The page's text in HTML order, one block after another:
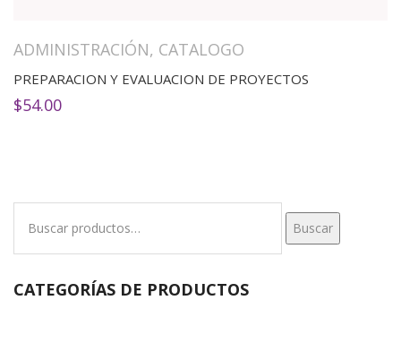
ADMINISTRACIÓN, CATALOGO
PREPARACION Y EVALUACION DE PROYECTOS
$54.00
Buscar
CATEGORÍAS DE PRODUCTOS